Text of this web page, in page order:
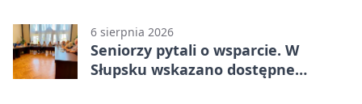
6 sierpnia 2026
Seniorzy pytali o wsparcie. W
Słupsku wskazano dostępne